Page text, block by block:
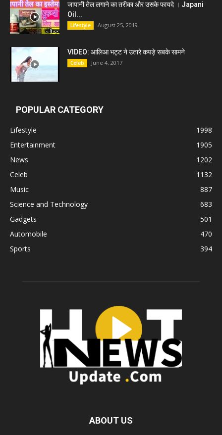
जापानी तेल लगाने का तरीका और उसके फायदे । Japani
Oil...
Lifestyle August 25, 2019
VIDEO: आलिआ भट्ट ने उतारे कपड़े सबके सामने
Celeb June 4, 2017
POPULAR CATEGORY
Lifestyle
1998
Entertainment
1905
News
1202
Celeb
1132
Music
887
Science and Technology
683
Gadgets
501
Automobile
470
Sports
394
ABOUT US